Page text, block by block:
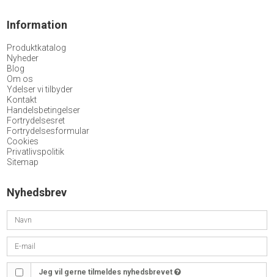
Information
Produktkatalog
Nyheder
Blog
Om os
Ydelser vi tilbyder
Kontakt
Handelsbetingelser
Fortrydelsesret
Fortrydelsesformular
Cookies
Privatlivspolitik
Sitemap
Nyhedsbrev
Jeg vil gerne tilmeldes nyhedsbrevet